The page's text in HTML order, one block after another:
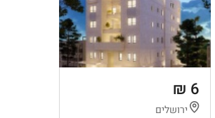
6 ₪
ירושלים